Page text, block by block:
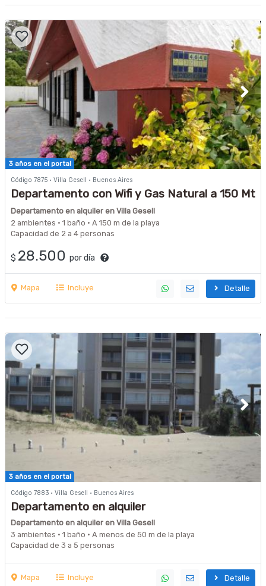
3 años en el portal
Código 7875 · Villa Gesell · Buenos Aires
Departamento con Wifi y Gas Natural a 150 Mt
de playa
Departamento en alquiler en Villa Gesell
2 ambientes · 1 baño · A 150 m de la playa
Capacidad de 2 a 4 personas
$ 28.500 por día
Mapa Incluye Detalle
3 años en el portal
Código 7883 · Villa Gesell · Buenos Aires
Departamento en alquiler
Departamento en alquiler en Villa Gesell
3 ambientes · 1 baño · A menos de 50 m de la playa
Capacidad de 3 a 5 personas
Mapa Incluye Detalle